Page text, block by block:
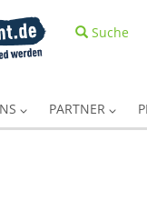
Suche
PARTNER